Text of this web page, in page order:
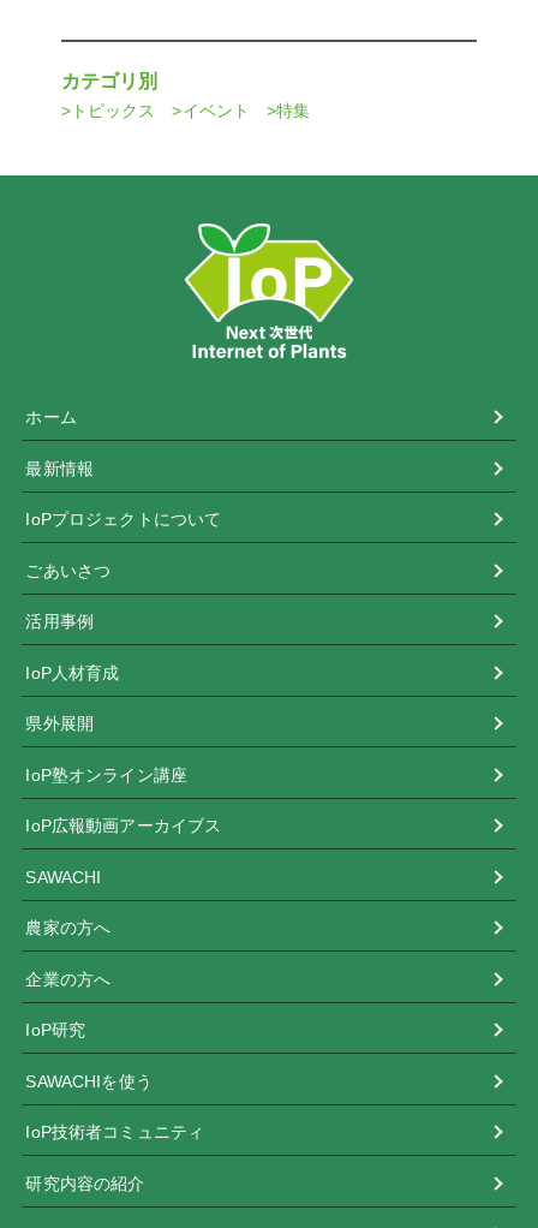
カテゴリ別
トピックス イベント 特集
ホーム
最新情報
IoPプロジェクトについて
ごあいさつ
活用事例
IoP人材育成
県外展開
IoP塾オンライン講座
IoP広報動画アーカイブス
SAWACHI
農家の方へ
企業の方へ
IoP研究
SAWACHIを使う
IoP技術者コミュニティ
研究内容の紹介